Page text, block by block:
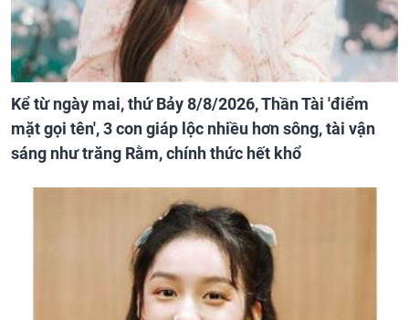
Kể từ ngày mai, thứ Bảy 8/8/2026, Thần Tài 'điểm
mặt gọi tên', 3 con giáp lộc nhiều hơn sông, tài vận
sáng như trăng Rằm, chính thức hết khổ